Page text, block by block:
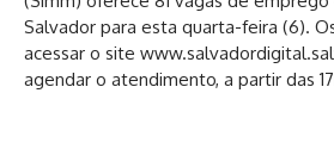
Salvador para esta quarta-feira (6).
acessar o site
agendar o atendimento, a partir das